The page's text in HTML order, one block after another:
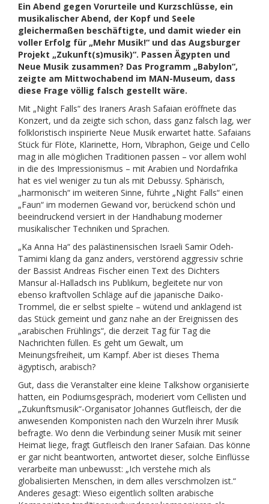
Ein Abend gegen Vorurteile und Kurzschlüsse, ein
musikalischer Abend, der Kopf und Seele
gleichermaßen beschäftigte, und damit wieder ein
voller Erfolg für „Mehr Musik!“ und das Augsburger
Projekt „Zukunft(s)musik)“. Passen Ägypten und
Neue Musik zusammen? Das Programm „Babylon“,
zeigte am Mittwochabend im MAN-Museum, dass
diese Frage völlig falsch gestellt wäre.
Mit „Night Falls“ des Iraners Arash Safaian eröffnete das
Konzert, und da zeigte sich schon, dass ganz falsch lag, wer
folkloristisch inspirierte Neue Musik erwartet hatte. Safaians
Stück für Flöte, Klarinette, Horn, Vibraphon, Geige und Cello
mag in alle möglichen Traditionen passen – vor allem wohl
in die des Impressionismus – mit Arabien und Nordafrika
hat es viel weniger zu tun als mit Debussy. Sphärisch,
„harmonisch“ im weiteren Sinne, führte „Night Falls“ einen
„Faun“ im modernen Gewand vor, berückend schön und
beeindruckend versiert in der Handhabung moderner
musikalischer Techniken und Sprachen.
„Ka Anna Ha“ des palästinensischen Israeli Samir Odeh-
Tamimi klang da ganz anders, verstörend aggressiv schrie
der Bassist Andreas Fischer einen Text des Dichters
Mansur al-Halladsch ins Publikum, begleitete nur von
ebenso kraftvollen Schläge auf die japanische Daiko-
Trommel, die er selbst spielte – wütend und anklagend ist
das Stück gemeint und ganz nahe an der Ereignissen des
„arabischen Frühlings“, die derzeit Tag für Tag die
Nachrichten füllen. Es geht um Gewalt, um
Meinungsfreiheit, um Kampf. Aber ist dieses Thema
ägyptisch, arabisch?
Gut, dass die Veranstalter eine kleine Talkshow organisierte
hatten, ein Podiumsgespräch, moderiert vom Cellisten und
„Zukunftsmusik“-Organisator Johannes Gutfleisch, der die
anwesenden Komponisten nach den Wurzeln ihrer Musik
befragte. Wo denn die Verbindung seiner Musik mit seiner
Heimat liege, fragt Gutfleisch den Iraner Safaian. Das könne
er gar nicht beantworten, antwortet dieser, solche Einflüsse
verarbeite man unbewusst: „Ich verstehe mich als
globalisierten Menschen, in dem alles verschmolzen ist.“
Anderes gesagt: Wieso eigentlich sollten arabische